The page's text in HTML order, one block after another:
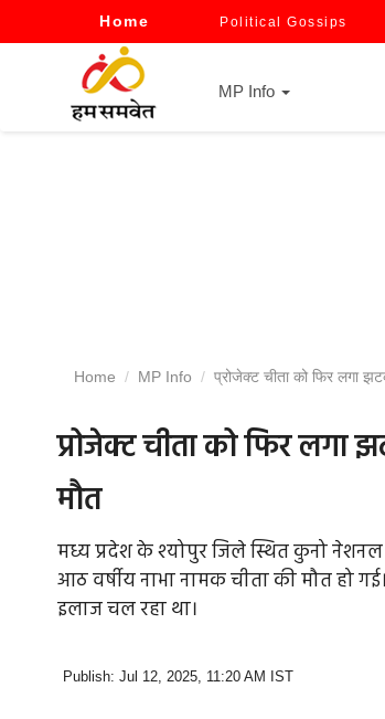
Home Political Gossips
MP Info
Home MP Info प्रोजेक्ट चीता को फिर लगा
प्रोजेक्ट चीता को फिर लगा
मौत
मध्य प्रदेश के श्योपुर जिले स्थित कुनो
आठ वर्षीय नाभा नामक चीता की मौत
इलाज चल रहा था।
Publish: Jul 12, 2025, 11:20 AM IST